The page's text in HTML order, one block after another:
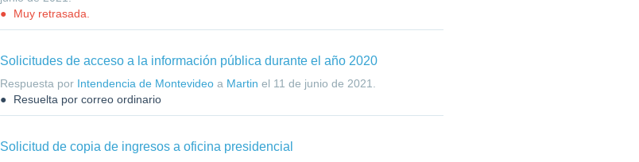
Muy retrasada.
Solicitudes de acceso a la información pública durante el año 2020
Respuesta por Intendencia de Montevideoa Martin el 11 de junio de 2021
Resuelta por correo ordinario
Solicitud de copia de ingresos a oficina presidencial